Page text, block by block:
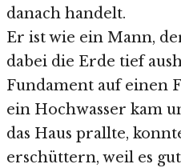
danach handelt.
Er ist wie ein Mann,
dabei die Erde tief
Fundament auf einen
ein Hochwasser kam
das Haus prallte,
erschüttern, weil es